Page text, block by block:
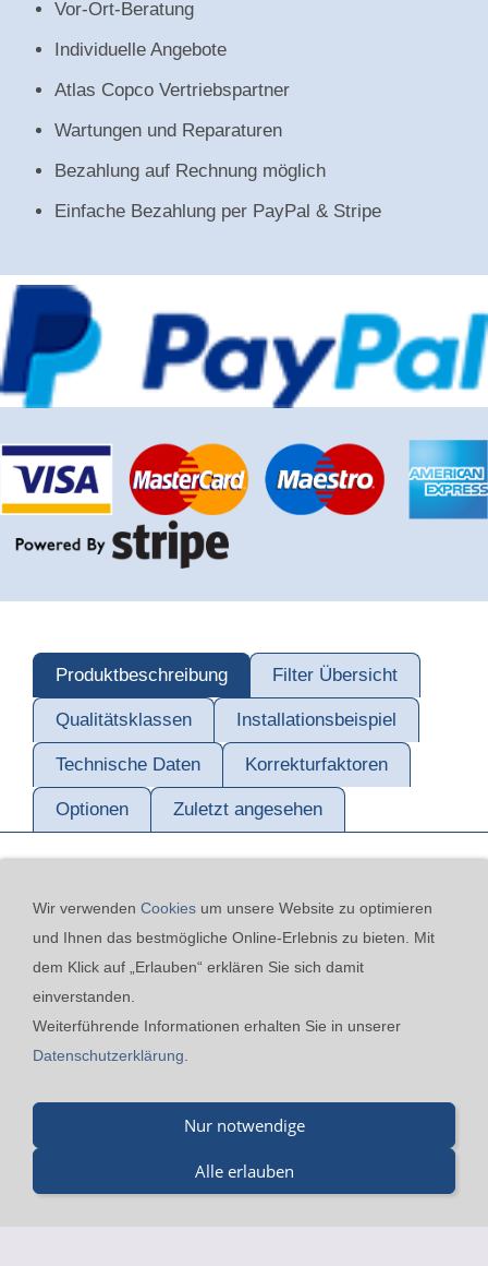
Vor-Ort-Beratung
Individuelle Angebote
Atlas Copco Vertriebspartner
Wartungen und Reparaturen
Bezahlung auf Rechnung möglich
Einfache Bezahlung per PayPal & Stripe
Produktbeschreibung Filter Übersicht
Qualitätsklassen Installationsbeispiel
Technische Daten Korrekturfaktoren
Optionen Zuletzt angesehen
Kontakt 24h-Notfall-Hotline Cookies
Widerrufsrecht
Merz GmbH - Beinheimer Straße 19 - 76437 Rastatt - Tel.:
drucklufttechnik.de
Wir verwenden Cookies um unsere Website zu optimieren
und Ihnen das bestmögliche Online-Erlebnis zu bieten. Mit
dem Klick auf „Erlauben“ erklären Sie sich damit
einverstanden.
Weiterführende Informationen erhalten Sie in unserer
Datenschutzerklärung
Nur notwendige
Alle erlauben